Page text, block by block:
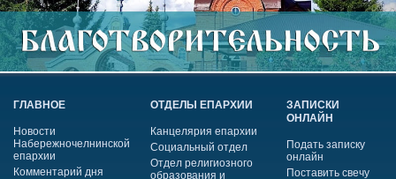
ГЛАВНОЕ
Новости
Набережночелнинской
епархии
Комментарий дня
ОТДЕЛЫ ЕПАРХИИ
Канцелярия епархии
Социальный отдел
Отдел религиозного
образования и
ЗАПИСКИ
ОНЛАЙН
Подать записку
онлайн
Поставить свечу